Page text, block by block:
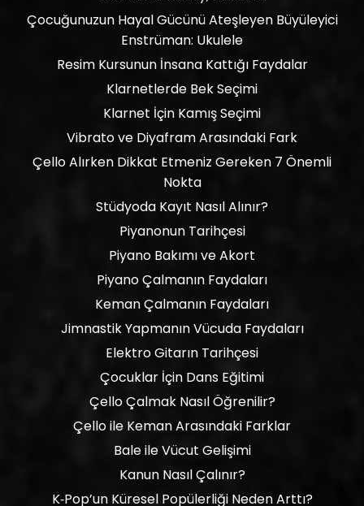
Çocuğunuzun Hayal Gücünü Ateşleyen Büyüleyici
Enstrüman: Ukulele
Resim Kursunun İnsana Kattığı Faydalar
Klarnetlerde Bek Seçimi
Klarnet İçin Kamış Seçimi
Vibrato ve Diyafram Arasındaki Fark
Çello Alırken Dikkat Etmeniz Gereken 7 Önemli
Nokta
Stüdyoda Kayıt Nasıl Alınır?
Piyanonun Tarihçesi
Piyano Bakımı ve Akort
Piyano Çalmanın Faydaları
Keman Çalmanın Faydaları
Jimnastik Yapmanın Vücuda Faydaları
Elektro Gitarın Tarihçesi
Çocuklar İçin Dans Eğitimi
Çello Çalmak Nasıl Öğrenilir?
Çello ile Keman Arasındaki Farklar
Bale ile Vücut Gelişimi
Kanun Nasıl Çalınır?
K‑Pop’un Küresel Popülerliği Neden Arttı?